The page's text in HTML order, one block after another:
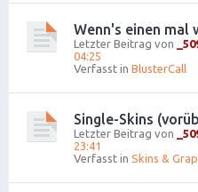
Wenn's einen mal
Letzter Beitrag von
04:25
Verfasst in BlusterCall
Single-Skins
Letzter Beitrag von
23:41
Verfasst in Skins &